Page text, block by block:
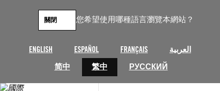
您希望使用哪種語言瀏覽本網站？
ENGLISH ESPAÑOL FRANÇAIS
العربية
简中
繁中 РУССКИЙ
關閉